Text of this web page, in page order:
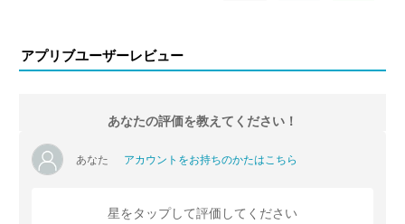
アプリブユーザーレビュー
あなたの評価を教えてください！
あなた アカウントをお持ちのかたはこちら
星をタップして評価してください